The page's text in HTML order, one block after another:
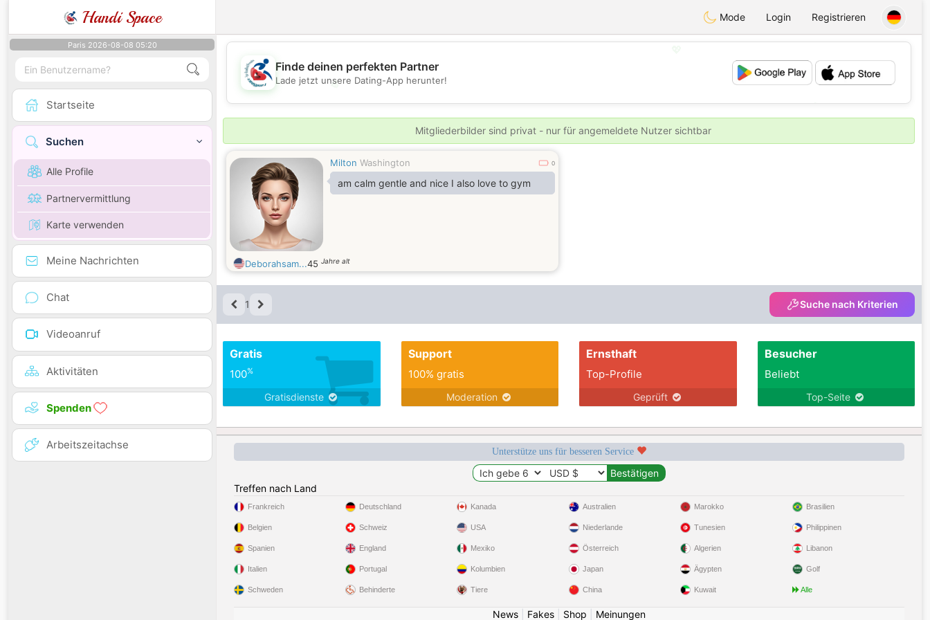
Handi Space Mode Login Registrieren
Paris 2026-08-08 05:20
Startseite
Suchen
Alle Profile
Partnervermittlung
Karte verwenden
Meine Nachrichten
Chat
Videoanruf
Aktivitäten
Spenden
Arbeitszeitachse
💖
💕
💕
Finde deinen perfekten Partner
Lade jetzt unsere Dating-App herunter!
Mitgliederbilder sind privat - nur für angemeldete Nutzer sichtbar
Milton Washington 0
am calm gentle and nice I also love to gym
Deborahsam...45 Jahre alt
1 Suche nach Kriterien
Gratis
100%
Gratisdienste
Support
100% gratis
Moderation
Ernsthaft
Top-Profile
Geprüft
Besucher
Beliebt
Top-Seite
Unterstütze uns für besseren Service
Treffen nach Land
Frankreich
Belgien
Spanien
Italien
Schweden
Deutschland
Schweiz
England
Portugal
Behinderte
Kanada
USA
Mexiko
Kolumbien
Tiere
Australien
Niederlande
Österreich
Japan
China
Marokko
Tunesien
Algerien
Ägypten
Kuwait
Brasilien
Philippinen
Libanon
Golf
Alle
News| Fakes| Shop Meinungen